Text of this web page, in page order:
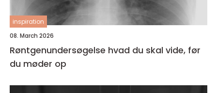
inspiration
08. March 2026
Røntgenundersøgelse hvad du skal vide, før
du møder op